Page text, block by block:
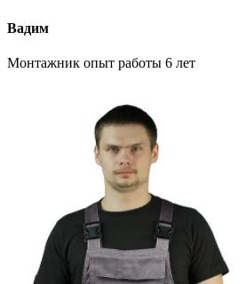
Вадим
Монтажник опыт работы 6 лет